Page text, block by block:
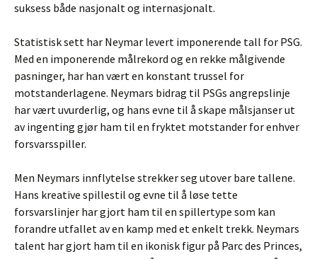
suksess både nasjonalt og internasjonalt.
Statistisk sett har Neymar levert imponerende tall for PSG.
Med en imponerende målrekord og en rekke målgivende
pasninger, har han vært en konstant trussel for
motstanderlagene. Neymars bidrag til PSGs angrepslinje
har vært uvurderlig, og hans evne til å skape målsjanser ut
av ingenting gjør ham til en fryktet motstander for enhver
forsvarsspiller.
Men Neymars innflytelse strekker seg utover bare tallene.
Hans kreative spillestil og evne til å løse tette
forsvarslinjer har gjort ham til en spillertype som kan
forandre utfallet av en kamp med et enkelt trekk. Neymars
talent har gjort ham til en ikonisk figur på Parc des Princes,